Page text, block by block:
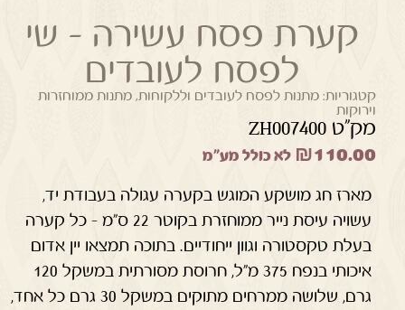
קערת פסח עשירה – שי
לפסח לעובדים
קטגוריות: מתנות לפסח לעובדים וללקוחות,מתנות ממוחזרות
וירוקות
מק"ט ZH007400
₪110.00 לא כולל מע"מ
מארז חג מושקע המוגש בקערה עגולה בעבודת יד,
עשויה עיסת נייר ממוחזרת בקוטר 22 ס"מ – כל קערה
בעלת טקסטורה וגוון ייחודיים. בתוכה תמצאו יין אדום
איכותי בנפח 375 מ"ל, חרוסת מסורתית במשקל 120
גרם, שלושה ממרחים מתוקים במשקל 30 גרם כל אחד,